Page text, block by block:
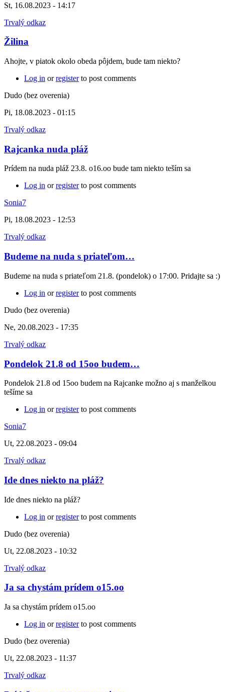
St, 16.08.2023 - 14:17
Trvalý odkaz
Žilina
Ahojte, v piatok okolo obeda pôjdem, bude tam niekto?
Log in orregisterto post comments
Dudo (bez overenia)
Pi, 18.08.2023 - 01:15
Trvalý odkaz
Rajcanka nuda pláž
Prídem na nuda pláž 23.8. o16.oo bude tam niekto teším sa
Log in orregisterto post comments
Sonia7
Pi, 18.08.2023 - 12:53
Trvalý odkaz
Budeme na nuda s priateľom…
Budeme na nuda s priateľom 21.8. (pondelok) o 17:00. Pridajte sa :)
Log in orregisterto post comments
Dudo (bez overenia)
Ne, 20.08.2023 - 17:35
Trvalý odkaz
Pondelok 21.8 od 15oo budem…
Pondelok 21.8 od 15oo budem na Rajcanke možno aj s manželkou
tešíme sa
Log in orregisterto post comments
Sonia7
Ut, 22.08.2023 - 09:04
Trvalý odkaz
Ide dnes niekto na pláž?
Ide dnes niekto na pláž?
Log in orregisterto post comments
Dudo (bez overenia)
Ut, 22.08.2023 - 10:32
Trvalý odkaz
Ja sa chystám prídem o15.oo
Ja sa chystám prídem o15.oo
Log in orregisterto post comments
Dudo (bez overenia)
Ut, 22.08.2023 - 11:37
Trvalý odkaz